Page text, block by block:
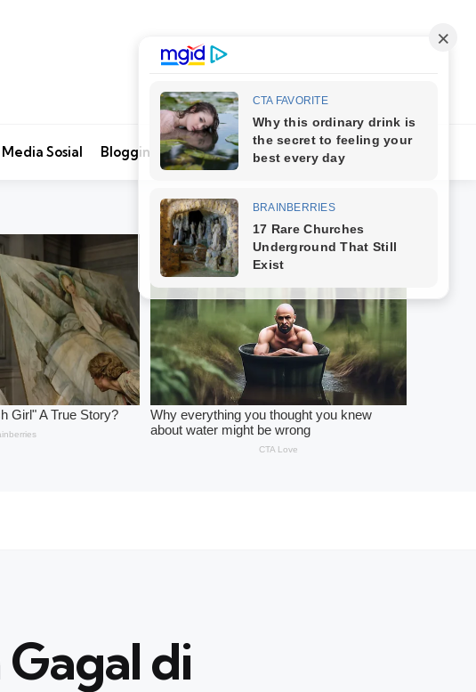
Media Sosial Blogging SearchKontak Kami
di